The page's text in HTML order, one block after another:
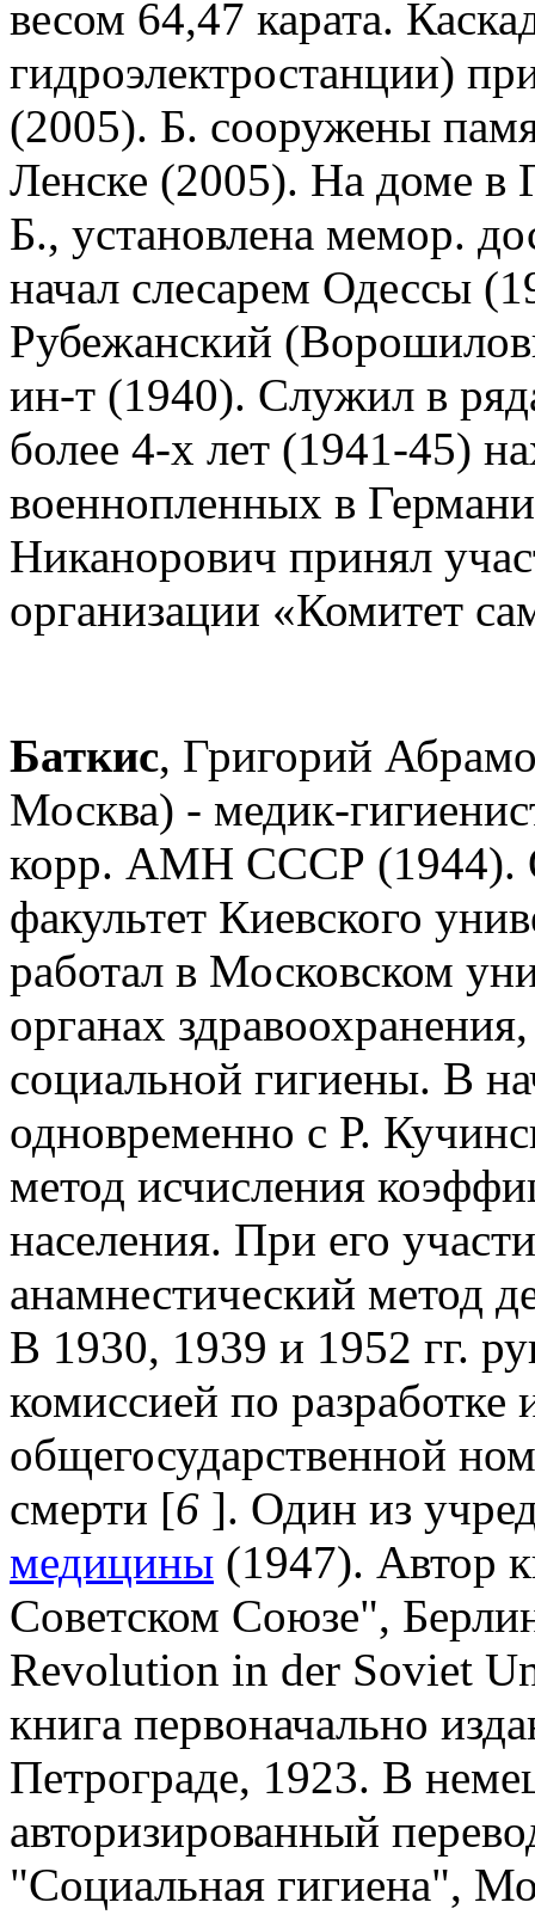
весом 64,47 карата.
гидроэлектростанции)
(2005). Б. сооружены
Ленске (2005). На доме в
Б., установлена мемор.
начал слесарем Одессы
Рубежанский
ин-т (1940). Служил в
более 4-х лет (1941-45)
военнопленных в
Никанорович принял
организации «Комитет
Баткис, Григорий
Москва) - медик-
корр. АМН СССР (1944).
факультет Киевского
работал в Московском
органах
социальной гигиены. В
одновременно с Р.
метод исчисления
населения. При его
анамнестический метод
В 1930, 1939 и 1952 гг.
комиссией по
общегосударственной
смерти [6 ]. Один из
медицины (1947). Автор
Советском Союзе",
Revolution in der Soviet
книга первоначально
Петрограде, 1923. В
авторизированный
"Социальная гигиена",